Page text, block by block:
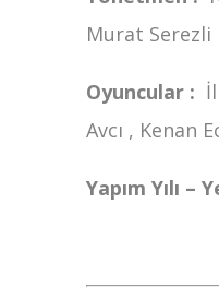
Murat Serezli
Oyuncular :
Avcı , Kenan
Yapım Yılı –